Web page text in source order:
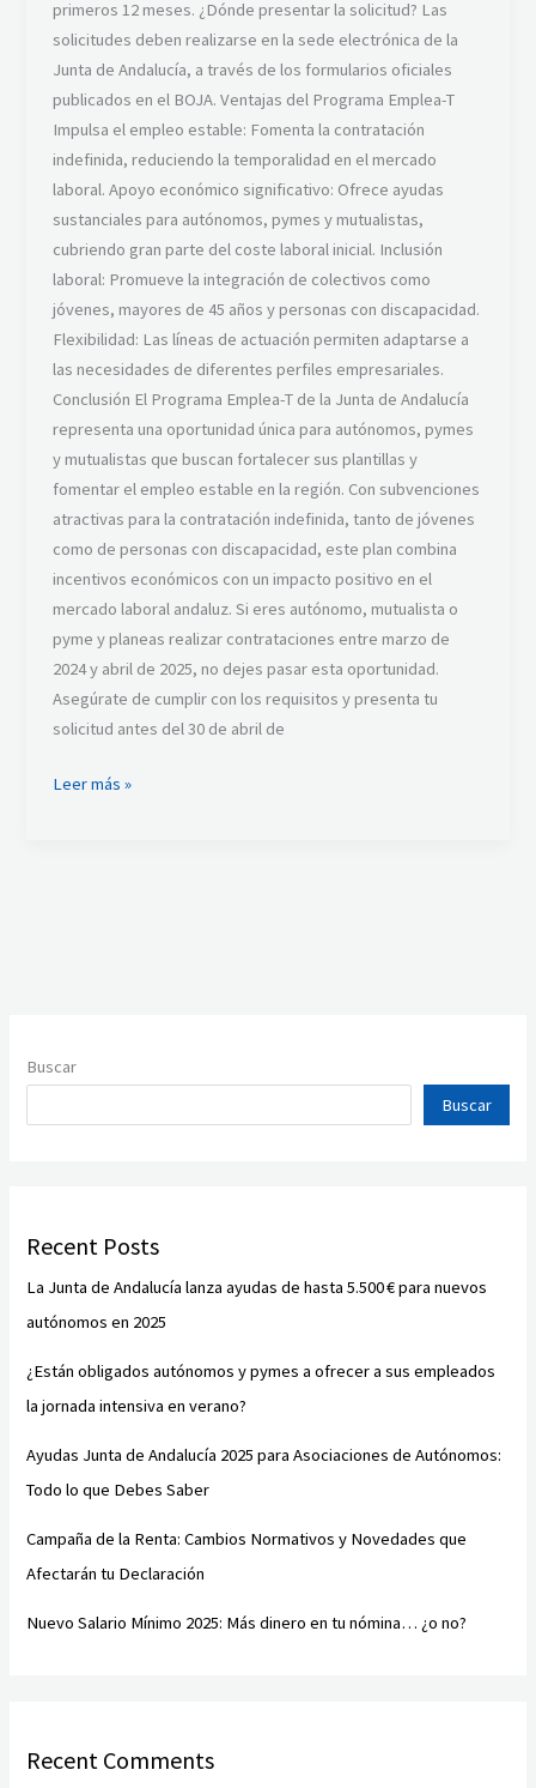
primeros 12 meses. ¿Dónde presentar la solicitud? Las
solicitudes deben realizarse en la sede electrónica de la
Junta de Andalucía, a través de los formularios oficiales
publicados en el BOJA. Ventajas del Programa Emplea-T
Impulsa el empleo estable: Fomenta la contratación
indefinida, reduciendo la temporalidad en el mercado
laboral. Apoyo económico significativo: Ofrece ayudas
sustanciales para autónomos, pymes y mutualistas,
cubriendo gran parte del coste laboral inicial. Inclusión
laboral: Promueve la integración de colectivos como
jóvenes, mayores de 45 años y personas con discapacidad.
Flexibilidad: Las líneas de actuación permiten adaptarse a
las necesidades de diferentes perfiles empresariales.
Conclusión El Programa Emplea-T de la Junta de Andalucía
representa una oportunidad única para autónomos, pymes
y mutualistas que buscan fortalecer sus plantillas y
fomentar el empleo estable en la región. Con subvenciones
atractivas para la contratación indefinida, tanto de jóvenes
como de personas con discapacidad, este plan combina
incentivos económicos con un impacto positivo en el
mercado laboral andaluz. Si eres autónomo, mutualista o
pyme y planeas realizar contrataciones entre marzo de
2024 y abril de 2025, no dejes pasar esta oportunidad.
Asegúrate de cumplir con los requisitos y presenta tu
solicitud antes del 30 de abril de
Leer más »
Buscar
Buscar
Recent Posts
La Junta de Andalucía lanza ayudas de hasta 5.500 € para nuevos
autónomos en 2025
¿Están obligados autónomos y pymes a ofrecer a sus empleados
la jornada intensiva en verano?
Ayudas Junta de Andalucía 2025 para Asociaciones de Autónomos:
Todo lo que Debes Saber
Campaña de la Renta: Cambios Normativos y Novedades que
Afectarán tu Declaración
Nuevo Salario Mínimo 2025: Más dinero en tu nómina… ¿o no?
Recent Comments